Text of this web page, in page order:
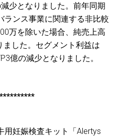
少となりました。前年同期
ランス事業に関連する非比較
万を除いた場合、純売上高
ました。セグメント利益は
億の減少となりました。
用妊娠検査キット「Alertys